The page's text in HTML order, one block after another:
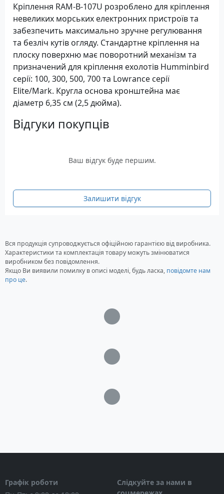
Кріплення RAM-B-107U розроблено для кріплення
невеликих морських електронних пристроїв та
забезпечить максимально зручне регулювання
та безліч кутів огляду. Стандартне кріплення на
плоску поверхню має поворотний механізм та
призначений для кріплення ехолотів Humminbird
серії: 100, 300, 500, 700 та Lowrance серії
Elite/Mark. Кругла основа кронштейна має
діаметр 6,35 см (2,5 дюйма).
Відгуки покупців
Ваш відгук буде першим.
Залишити відгук
Вся продукція супроводжується офіційною гарантією від виробника.
Характеристики та комплектація товару можуть змінюватися
виробником без повідомлення.
Якщо Ви виявили помилку в описі моделі, будь ласка, повідомте нам
про це.
Загрузка...
Загрузка...
Загрузка...
Графік роботи
Слідкуйте за нами в